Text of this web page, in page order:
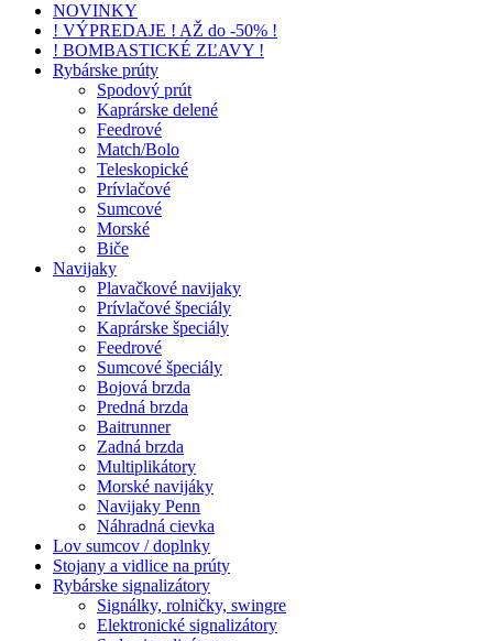
NOVINKY
! VÝPREDAJE ! AŽ do -50% !
! BOMBASTICKÉ ZĽAVY !
Rybárske prúty
Spodový prút
Kaprárske delené
Feedrové
Match/Bolo
Teleskopické
Prívlačové
Sumcové
Morské
Biče
Navijaky
Plavačkové navijaky
Prívlačové špeciály
Kaprárske špeciály
Feedrové
Sumcové špeciály
Bojová brzda
Predná brzda
Baitrunner
Zadná brzda
Multiplikátory
Morské navijáky
Navijaky Penn
Náhradná cievka
Lov sumcov / doplnky
Stojany a vidlice na prúty
Rybárske signalizátory
Signálky, rolničky, swingre
Elektronické signalizátory